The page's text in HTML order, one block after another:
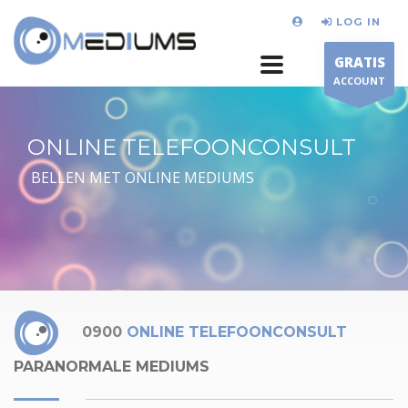
LOG IN
GRATIS
ACCOUNT
ONLINE TELEFOONCONSULT
BELLEN MET ONLINE MEDIUMS
0900 ONLINE TELEFOONCONSULT
PARANORMALE MEDIUMS